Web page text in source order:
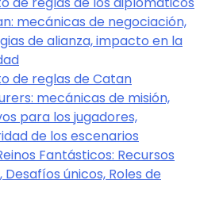
mecánicas de negociación,
de alianza, impacto en la
de reglas de Catan
mecánicas de misión,
para los jugadores,
de los escenarios
Fantásticos: Recursos
únicos, Roles de